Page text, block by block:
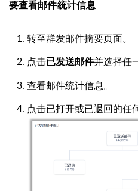
要查看邮件统计信息
转至群发邮件摘要页面。
点击已发送邮件并选择任
查看邮件统计信息。
点击已打开或已退回的任